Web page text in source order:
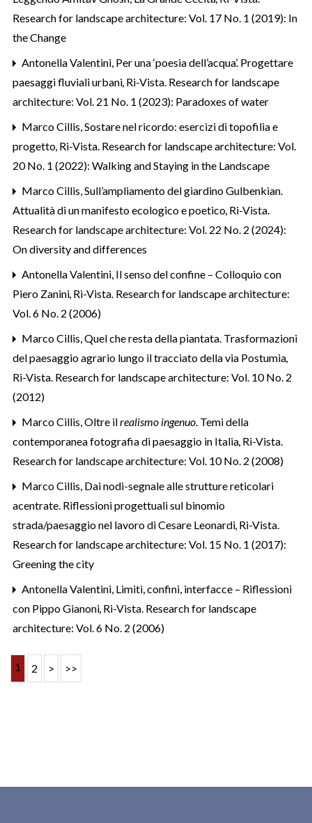
Research for landscape architecture: Vol. 17 No. 1 (2019): In
the Change
Antonella Valentini, Per una ‘poesia dell’acqua’. Progettare
paesaggi fluviali urbani, Ri-Vista. Research for landscape
architecture: Vol. 21 No. 1 (2023): Paradoxes of water
Marco Cillis,Sostare nel ricordo: esercizi di topofilia e
progetto, Ri-Vista. Research for landscape architecture: Vol.
20 No. 1 (2022): Walking and Staying in the Landscape
Marco Cillis,Sull’ampliamento del giardino Gulbenkian.
Attualità di un manifesto ecologico e poetico, Ri-Vista.
Research for landscape architecture: Vol. 22 No. 2 (2024):
On diversity and differences
Antonella Valentini, Il senso del confine – Colloquio con
Piero Zanini, Ri-Vista. Research for landscape architecture:
Vol. 6 No. 2 (2006)
Marco Cillis,Quel che resta della piantata. Trasformazioni
del paesaggio agrario lungo il tracciato della via Postumia,
Ri-Vista. Research for landscape architecture: Vol. 10 No. 2
(2012)
Marco Cillis,Oltre ilrealismo ingenuo. Temi della
contemporanea fotografia di paesaggio in Italia, Ri-Vista.
Research for landscape architecture: Vol. 10 No. 2 (2008)
Marco Cillis, Dai nodi-segnale alle strutture reticolari
acentrate. Riflessioni progettuali sul binomio
strada/paesaggio nel lavoro di Cesare Leonardi, Ri-Vista.
Research for landscape architecture: Vol. 15 No. 1 (2017):
Greening the city
Antonella Valentini, Limiti, confini, interfacce – Riflessioni
con Pippo Gianoni, Ri-Vista. Research for landscape
architecture: Vol. 6 No. 2 (2006)
1 2 > >>